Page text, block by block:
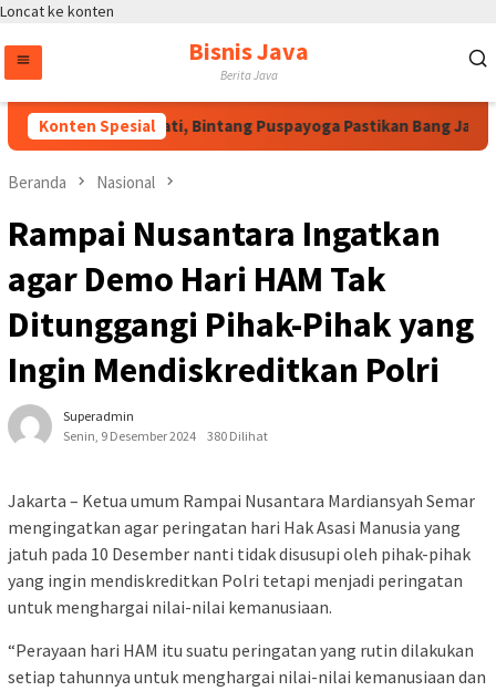
Loncat ke konten
Bisnis Java
Berita Java
Konten Spesial
Arahan Megawati, Bintang Puspayoga Pastikan Bang Jali
Beranda Nasional
Rampai Nusantara Ingatkan
agar Demo Hari HAM Tak
Ditunggangi Pihak-Pihak yang
Ingin Mendiskreditkan Polri
Superadmin
Senin, 9 Desember 2024
380 Dilihat
Jakarta – Ketua umum Rampai Nusantara Mardiansyah Semar
mengingatkan agar peringatan hari Hak Asasi Manusia yang
jatuh pada 10 Desember nanti tidak disusupi oleh pihak-pihak
yang ingin mendiskreditkan Polri tetapi menjadi peringatan
untuk menghargai nilai-nilai kemanusiaan.
“Perayaan hari HAM itu suatu peringatan yang rutin dilakukan
setiap tahunnya untuk menghargai nilai-nilai kemanusiaan dan